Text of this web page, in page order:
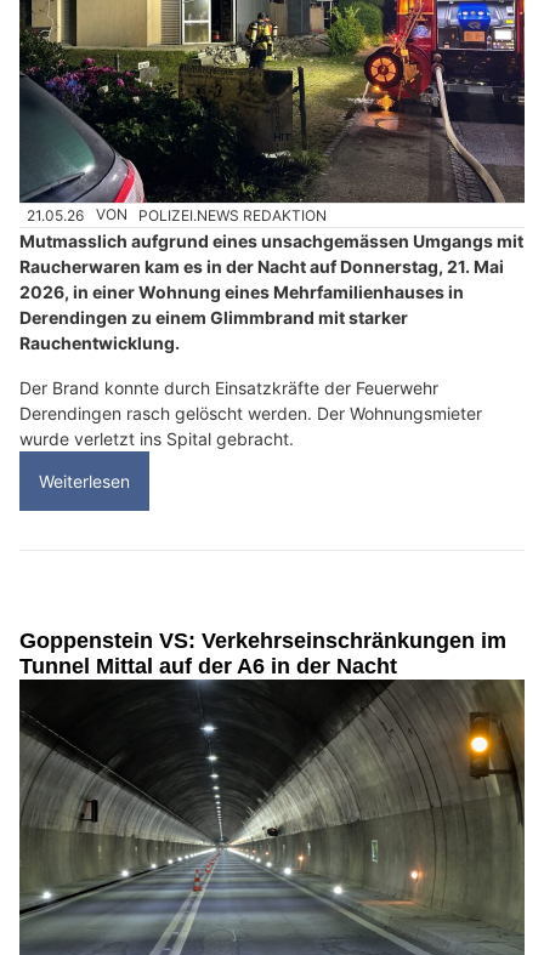
21.05.26 VON POLIZEI.NEWS REDAKTION
Mutmasslich aufgrund eines unsachgemässen Umgangs mit
Raucherwaren kam es in der Nacht auf Donnerstag, 21. Mai
2026, in einer Wohnung eines Mehrfamilienhauses in
Derendingen zu einem Glimmbrand mit starker
Rauchentwicklung.
Der Brand konnte durch Einsatzkräfte der Feuerwehr
Derendingen rasch gelöscht werden. Der Wohnungsmieter
wurde verletzt ins Spital gebracht.
Weiterlesen
Goppenstein VS: Verkehrseinschränkungen im
Tunnel Mittal auf der A6 in der Nacht